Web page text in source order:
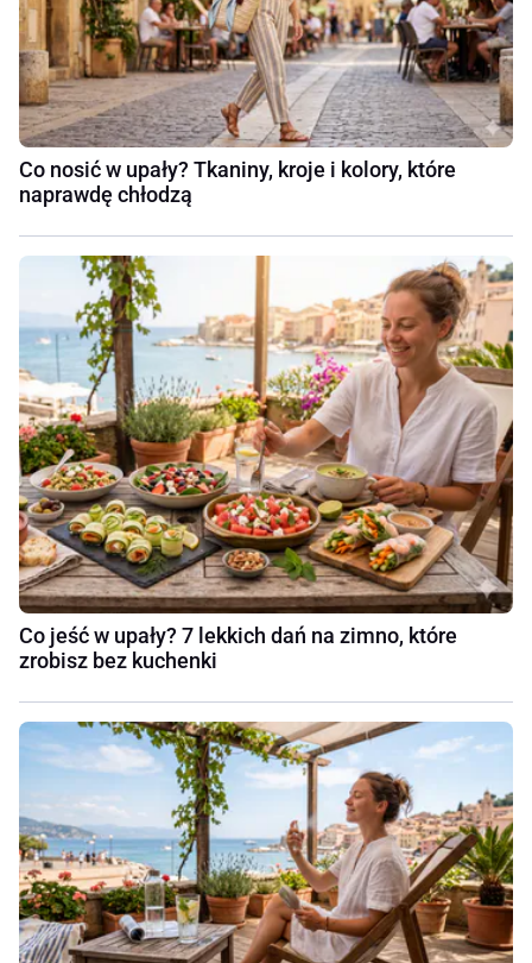
Co nosić w upały? Tkaniny, kroje i kolory, które
naprawdę chłodzą
Co jeść w upały? 7 lekkich dań na zimno, które
zrobisz bez kuchenki